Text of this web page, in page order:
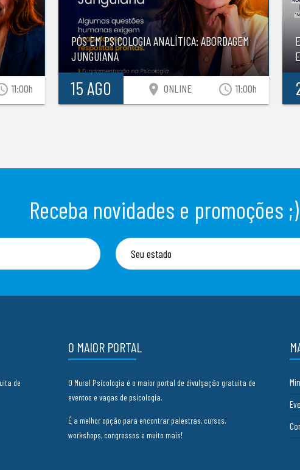
11:00h
PÓS EM PSICOLOGIA ANALÍTICA: ABORDAGEM
JUNGUIANA
15 AGO location_on ONLINE access_time 11:00h
Receba novidades e promoções ;)
de
O MAIOR PORTAL
O Mural Psicologia é o maior portal de divulgação gratuita de
eventos e vagas de psicologia.
É a melhor opção para encontrar palestras, cursos,
workshops, congressos e muito mais!